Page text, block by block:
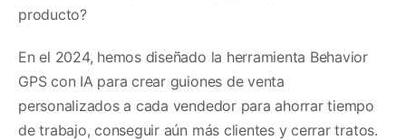
producto?
En el 2024, hemos diseñado la herramienta Behavior
GPS con IA para crear guiones de venta
personalizados a cada vendedor para ahorrar tiempo
de trabajo, conseguir aún más clientes y cerrar tratos.